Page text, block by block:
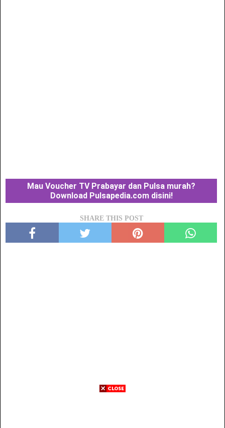
Mau Voucher TV Prabayar dan Pulsa murah?
Download Pulsapedia.com disini!
SHARE THIS POST